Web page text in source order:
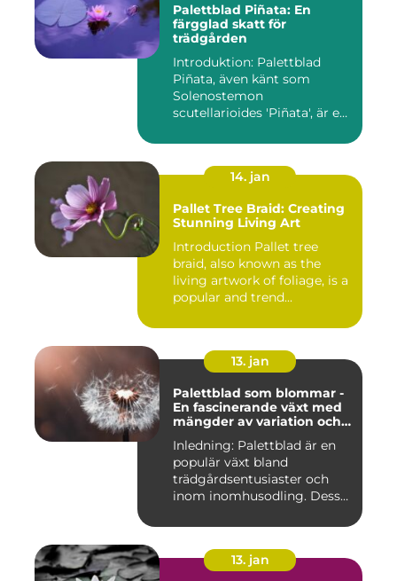
Palettblad Piñata: En
färgglad skatt för
trädgården
Introduktion: Palettblad
Piñata, även känt som
Solenostemon
scutellarioides 'Piñata', är en
14. jan
Pallet Tree Braid: Creating
Stunning Living Art
Introduction Pallet tree
braid, also known as the
living artwork of foliage, is a
popular and trend...
13. jan
Palettblad som blommar -
En fascinerande växt med
mängder av variation och
Inledning: Palettblad är en
populär växt bland
trädgårdsentusiaster och
inom inomhusodling. Dess
13. jan